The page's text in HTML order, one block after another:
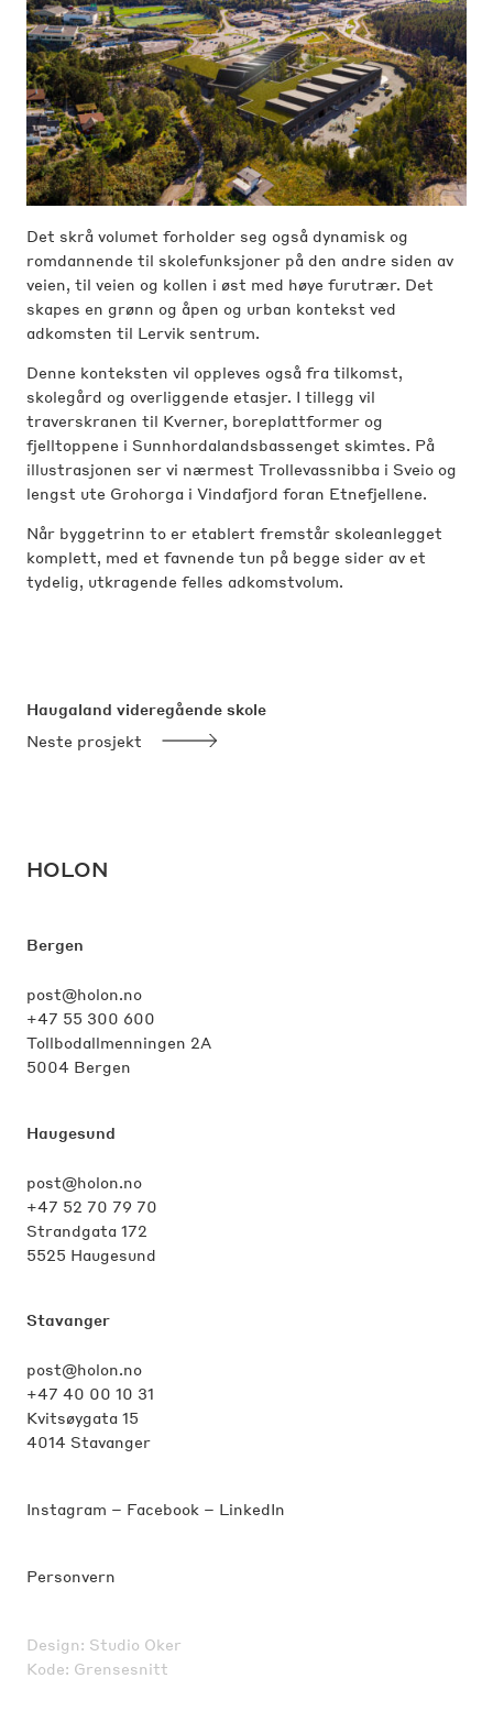
Det skrå volumet forholder seg også dynamisk og
romdannende til skolefunksjoner på den andre siden av
veien, til veien og kollen i øst med høye furutrær. Det
skapes en grønn og åpen og urban kontekst ved
adkomsten til Lervik sentrum.
Denne konteksten vil oppleves også fra tilkomst,
skolegård og overliggende etasjer. I tillegg vil
traverskranen til Kverner, boreplattformer og
fjelltoppene i Sunnhordalandsbassenget skimtes. På
illustrasjonen ser vi nærmest Trollevassnibba i Sveio og
lengst ute Grohorga i Vindafjord foran Etnefjellene.
Når byggetrinn to er etablert fremstår skoleanlegget
komplett, med et favnende tun på begge sider av et
tydelig, utkragende felles adkomstvolum.
Haugaland videregående skole
Neste prosjekt
HOLON
Bergen
post@holon.no
+47 55 300 600
Tollbodallmenningen 2A
5004 Bergen
Haugesund
post@holon.no
+47 52 70 79 70
Strandgata 172
5525 Haugesund
Stavanger
post@holon.no
+47 40 00 10 31
Kvitsøygata 15
4014 Stavanger
Instagram – Facebook – LinkedIn
Personvern
Design: Studio Oker
Kode: Grensesnitt